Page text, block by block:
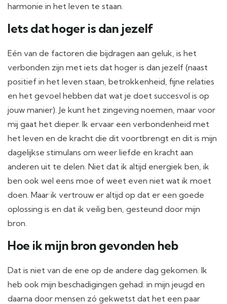
harmonie in het leven te staan.
Iets dat hoger is dan jezelf
Eén van de factoren die bijdragen aan geluk, is het
verbonden zijn met iets dat hoger is dan jezelf (naast
positief in het leven staan, betrokkenheid, fijne relaties
en het gevoel hebben dat wat je doet succesvol is op
jouw manier). Je kunt het zingeving noemen, maar voor
mij gaat het dieper. Ik ervaar een verbondenheid met
het leven en de kracht die dit voortbrengt en dit is mijn
dagelijkse stimulans om weer liefde en kracht aan
anderen uit te delen. Niet dat ik altijd energiek ben, ik
ben ook wel eens moe of weet even niet wat ik moet
doen. Maar ik vertrouw er altijd op dat er een goede
oplossing is en dat ik veilig ben, gesteund door mijn
bron.
Hoe ik mijn bron gevonden heb
Dat is niet van de ene op de andere dag gekomen. Ik
heb ook mijn beschadigingen gehad: in mijn jeugd en
daarna door mensen zó gekwetst dat het een paar